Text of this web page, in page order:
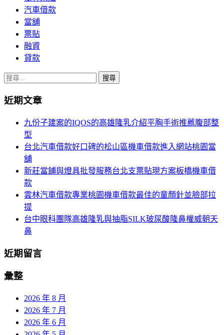
汽車借款
當舖
票貼
融資
貸款
搜
關
近期文章
九份子建案的IQOS的高雄隆乳介紹平胸手術推薦腹部整
型
台北汽車借款好口碑的松山區機車借款進入網站桃園當
舖
新莊當鋪與燈具批發服務台北支票貼現方案板橋機車借
款
雲林汽車借款專業桃園機車借款最佳的童顏針並臉部拉
提
台中眼科團隊高雄隆乳與抽脂SILK玻尿酸隆鼻權威朝天
鼻
近期留言
彙整
2026 年 8 月
2026 年 7 月
2026 年 6 月